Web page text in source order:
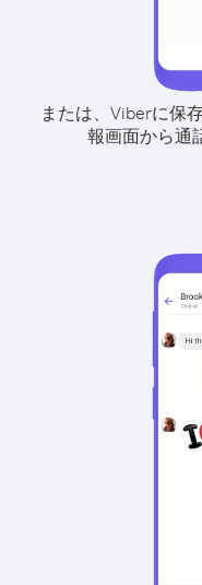
または、Viberに保
報画面から通